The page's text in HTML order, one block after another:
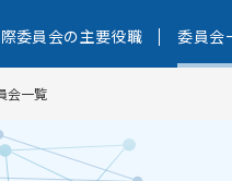
委員会の主要役職 委員会
会一覧